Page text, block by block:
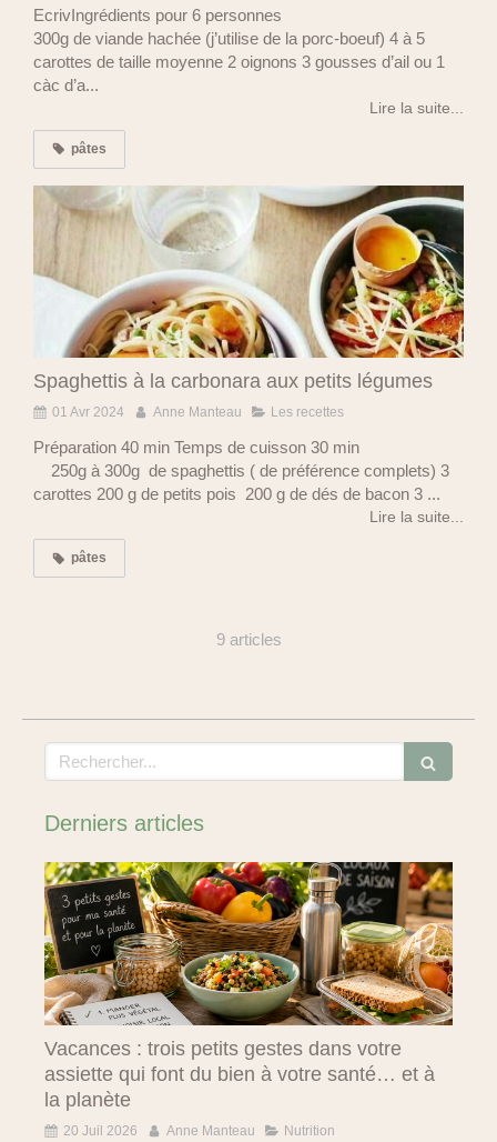
EcrivIngrédients pour 6 personnes
300g de viande hachée (j’utilise de la porc-boeuf) 4 à 5
carottes de taille moyenne 2 oignons 3 gousses d’ail ou 1
càc d’a...
Lire la suite...
pâtes
Spaghettis à la carbonara aux petits légumes
01 Avr 2024 Anne Manteau Les recettes
Préparation 40 min Temps de cuisson 30 min
250g à 300g de spaghettis ( de préférence complets) 3
carottes 200 g de petits pois 200 g de dés de bacon 3 ...
Lire la suite...
pâtes
9 articles
Rechercher
Derniers articles
Vacances : trois petits gestes dans votre
assiette qui font du bien à votre santé… et à
la planète
20 Juil 2026 Anne Manteau Nutrition